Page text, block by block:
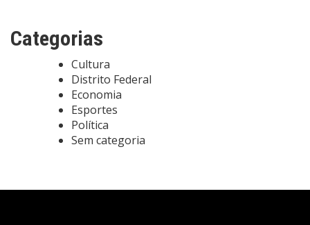
Categorias
Cultura
Distrito Federal
Economia
Esportes
Política
Sem categoria